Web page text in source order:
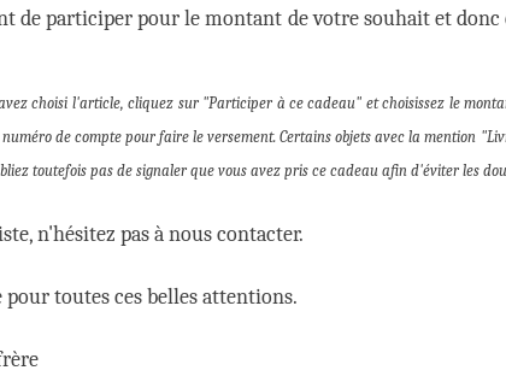
de participer pour le montant de votre souhait et
choisi l'article, cliquez sur "Participer à ce cadeau" et choisissez le
de compte pour faire le versement. Certains objets avec la mention "
toutefois pas de signaler que vous avez pris ce cadeau afin d'éviter les
n'hésitez pas à nous contacter.
toutes ces belles attentions.